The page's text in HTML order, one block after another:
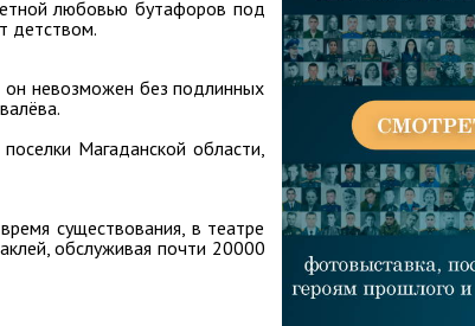
любовью бутафоров под
детством.
он невозможен без подлинных
Магаданской области,
существования, в театре
обслуживая почти 20000